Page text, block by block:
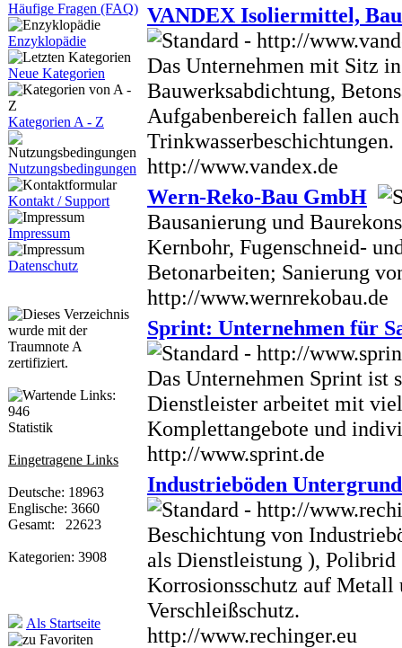
Häufige Fragen (FAQ)
Enzyklopädie
Neue Kategorien
Kategorien A - Z
Nutzungsbedingungen
Kontakt / Support
Impressum
Datenschutz
Statistik
Eingetragene Links
Deutsche: 18963
Englische: 3660
Gesamt: 22623
Kategorien: 3908
Als Startseite
VANDEX Isoliermittel,
Das Unternehmen mit Sitz
Bauwerksabdichtung,
Aufgabenbereich fallen
Trinkwasserbeschichtungen.
http://www.vandex.de
Wern-Reko-Bau GmbH
Bausanierung und
Kernbohr, Fugenschneid-
Betonarbeiten; Sanierung
http://www.wernrekobau.de
Sprint: Unternehmen für
Das Unternehmen Sprint ist
Dienstleister arbeitet mit
Komplettangebote und
http://www.sprint.de
Industrieböden
Beschichtung von
als Dienstleistung ), Polibrid
Korrosionsschutz auf
Verschleißschutz.
http://www.rechinger.eu